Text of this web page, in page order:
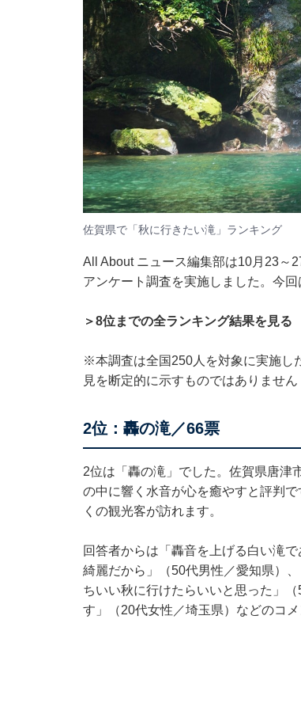
佐賀県で「秋に行きたい滝」ランキング
All About ニュース編集部は10月23～
アンケート調査を実施しました。今
＞8位までの全ランキング結果を見る
※本調査は全国250人を対象に実施し
見を断定的に示すものではありません
2位：轟の滝／66票
2位は「轟の滝」でした。佐賀県唐津
の中に響く水音が心を癒やすと評判
くの観光客が訪れます。
回答者からは「轟音を上げる白い滝
綺麗だから」（50代男性／愛知県）
ちいい秋に行けたらいいと思った」
す」（20代女性／埼玉県）などのコメ